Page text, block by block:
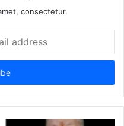
consectetur.